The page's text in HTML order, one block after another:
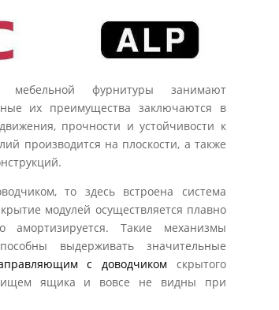
фурнитуры занимают
их преимущества заключаются в
прочности и устойчивости к
производится на плоскости, а также
то здесь встроена система
модулей осуществляется плавно
Такие механизмы
выдерживать значительные
с доводчиком скрытого
ящика и вовсе не видны при